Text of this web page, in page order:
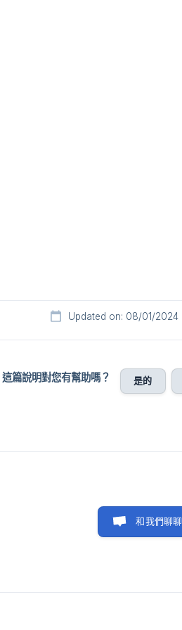
Updated on: 08/01/2024
這篇說明對您有幫助嗎？ 是的
和我們聊聊